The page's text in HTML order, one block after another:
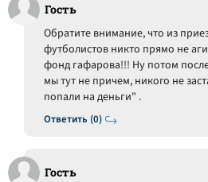
Гость
Ответить (0)
Обратите внимание, что из
футболистов никто прямо не
фонд гафарова!!! Ну потом
мы тут не причем, никого не
попали на деньги" .
Гость